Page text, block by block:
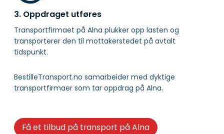
3. Oppdraget utføres
Transportfirmaet på Alna plukker opp lasten og
transporterer den til mottakerstedet på avtalt
tidspunkt.
BestilleTransport.no samarbeider med dyktige
transportfirmaer som tar oppdrag på Alna.
Få et tilbud på transport på Alna